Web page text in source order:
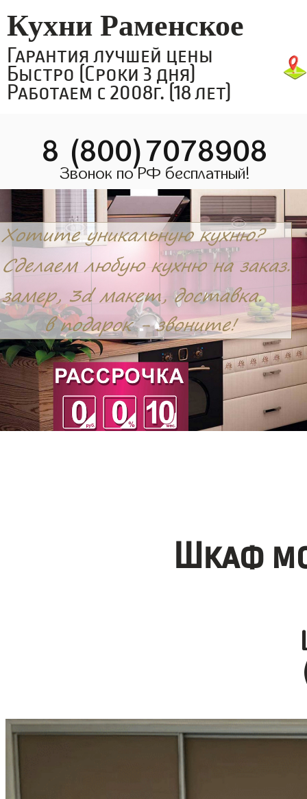
Кухни Раменское
Гарантия лучшей цены
Быстро (Сроки 3 дня)
Работаем с 2008г. (18 лет)
8 (800)7078908
Звонок по РФ бесплатный!
Шкаф